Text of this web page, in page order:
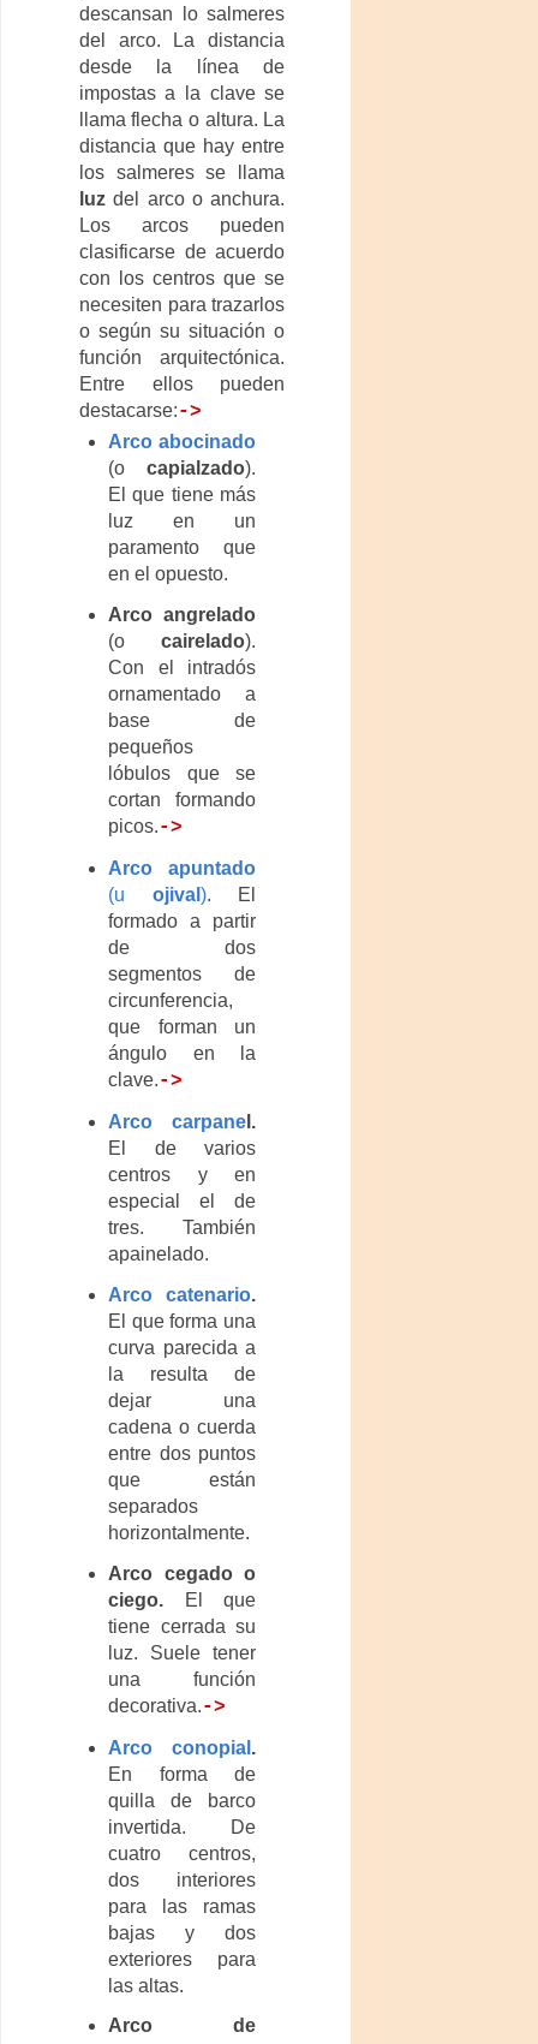
descansan lo salmeres
del arco. La distancia
desde la línea de
impostas a la clave se
llama flecha o altura. La
distancia que hay entre
los salmeres se llama
luzdel arco o anchura.
Los arcos pueden
clasificarse de acuerdo
con los centros que se
necesiten para trazarlos
o según su situación o
función arquitectónica.
Entre ellos pueden
destacarse:->
Arco abocinado
(o capialzado).
El que tiene más
luz en un
paramento que
en el opuesto.
Arco angrelado
(o cairelado).
Con el intradós
ornamentado a
base de
pequeños
lóbulos que se
cortan formando
picos.->
Arco apuntado
(u ojival ). El
formado a partir
de dos
segmentos de
circunferencia,
que forman un
ángulo en la
clave.->
Arco carpanel.
El de varios
centros y en
especial el de
tres. También
apainelado.
Arco catenario.
El que forma una
curva parecida a
la resulta de
dejar una
cadena o cuerda
entre dos puntos
que están
separados
horizontalmente.
Arco cegado o
ciego. El que
tiene cerrada su
luz. Suele tener
una función
decorativa.->
Arco conopial .
En forma de
quilla de barco
invertida. De
cuatro centros,
dos interiores
para las ramas
bajas y dos
exteriores para
las altas.
Arco de